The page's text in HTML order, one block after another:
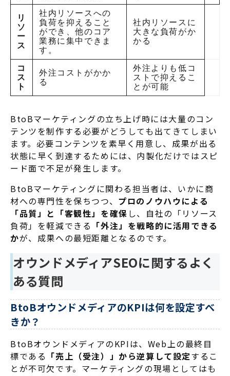
リ
ソ
ー
ス
社内リソースへの
負荷を抑えること
ができ
、他のコア
業務に集中できま
す。
社内リソースに
大きな負荷がか
かる
コ
ス
ト
外注コストがかか
る
外注よりも低コ
ストで抑えるこ
とが可能
BtoBマーケティングの立ち上げ時には大量のコン
テンツを制作する必要がどうしても出てきてしまい
ます。必要コンテンツを素早く用意し、成果が出る
状態に早く到達するためには、内製化だけではスピ
ード面で不足が発生します。
BtoBマーケティングに関わる担当者は、いかに商
材への専門性を保ちつつ、 プロのノウハウによる
「品質」と「客観性」を確保 し、自社の「リソース
負荷」を軽減できる 「外注」を戦略的に活用できる
かが、成果への最短距離となるのです。
オウンドメディアSEOに関するよく
ある質問
BtoBオウンドメディアのKPIは何を設定すべ
きか？
BtoBオウンドメディアのKPIは、Web上の最終目
標である 「売上（受注）」から逆算して設定するこ
とが不可欠です。マーケティングの現場としてはも